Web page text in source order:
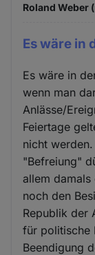
Roland Weber
Es wäre in
Es wäre in
wenn man
Anlässe/
Feiertage
nicht
"Befreiung"
allem
noch den
Republik der
für politische
Beendigung